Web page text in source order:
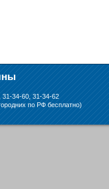
31-34-60, 31-34-62
по РФ бесплатно)